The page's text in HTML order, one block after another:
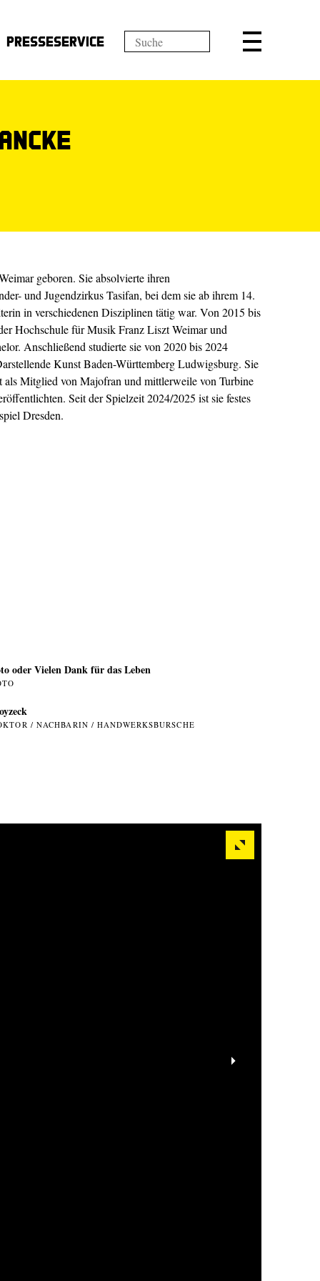
Presseservice
geboren. Sie absolvierte ihren
und Jugendzirkus Tasifan, bei dem sie ab ihrem 14.
in verschiedenen Disziplinen tätig war. Von 2015 bis
Hochschule für Musik Franz Liszt Weimar und
Anschließend studierte sie von 2020 bis 2024
Kunst Baden-Württemberg Ludwigsburg. Sie
als Mitglied von Majofran und mittlerweile von Turbine
Seit der Spielzeit 2024/2025 ist sie festes
Dresden.
oder Vielen Dank für das Leben
/ NACHBARIN / HANDWERKSBURSCHE